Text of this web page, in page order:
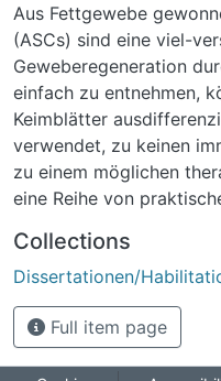
Aus Fettgewebe
(ASCs) sind eine viel-
Geweberegeneration
einfach zu entnehmen,
Keimblätter
verwendet, zu keinen
zu einem möglichen
eine Reihe von
gesteuerten
Calcium-Oszillationen
Forschungsstand eine
vorliegende Arbeit
Collections
Dissertationen/
Full item page